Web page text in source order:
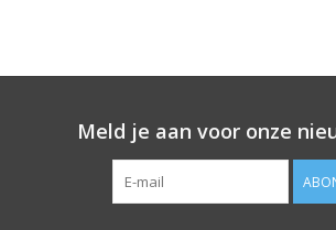
Meld je aan voor onze